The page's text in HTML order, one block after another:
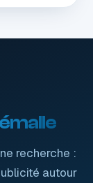
recherche :
autour